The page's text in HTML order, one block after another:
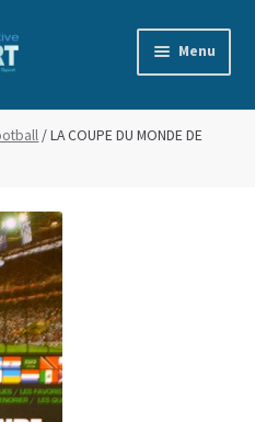
Menu
Vente
/ LA COUPE DU MONDE DE